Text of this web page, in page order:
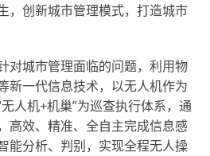
，创新城市管理模式，打造城市
对城市管理面临的问题，利用物
新一代信息技术，以无人机作为
人机+机巢”为巡查执行体系，通
高效、精准、全自主完成信息感
能分析、判别，实现全程无人操